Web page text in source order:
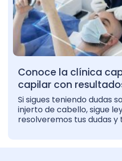
Conoce la clínica
capilar con
Si sigues teniendo dudas
injerto de cabello, sigue
resolveremos tus dudas y